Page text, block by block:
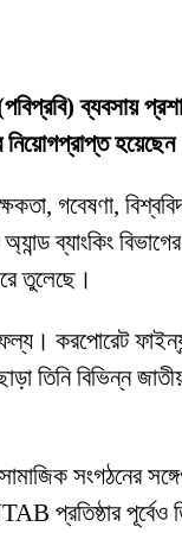
ব্যবসায়
নিয়োগপ্রাপ্ত
গবেষণা,
ব্যাংকিং
তুলেছে।
করপোরেট
তিনি বিভিন্ন
সংগঠনের
প্রতিষ্ঠার পূর্বেও